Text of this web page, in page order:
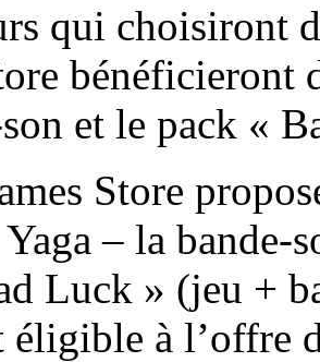
qui choisiront
bénéficieront
et le pack «
Store
– la
Luck » (jeu +
éligible à l’offre